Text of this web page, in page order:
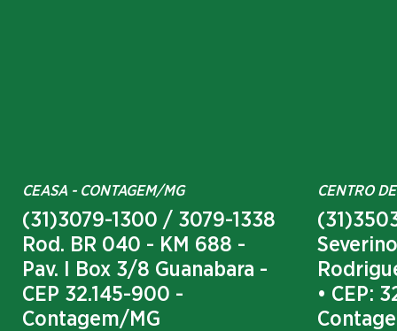
CEASA - CONTAGEM/MG
(31)3079-1300 / 3079-1338
Rod. BR 040 - KM 688 -
Pav. I Box 3/8 Guanabara -
CEP 32.145-900 -
Contagem/MG
CENTRO
• CEP: